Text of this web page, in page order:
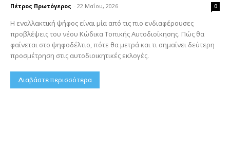
Πέτρος Πρωτόγερος - 22 Μαΐου, 2026 0
Η εναλλακτική ψήφος είναι μία από τις πιο ενδιαφέρουσες
προβλέψεις του νέου Κώδικα Τοπικής Αυτοδιοίκησης. Πώς θα
φαίνεται στο ψηφοδέλτιο, πότε θα μετρά και τι σημαίνει δεύτερη
προσμέτρηση στις αυτοδιοικητικές εκλογές.
Διαβάστε περισσότερα